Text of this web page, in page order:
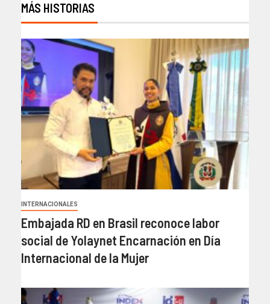
MÁS HISTORIAS
INTERNACIONALES
Embajada RD en Brasil reconoce labor
social de Yolaynet Encarnación en Día
Internacional de la Mujer